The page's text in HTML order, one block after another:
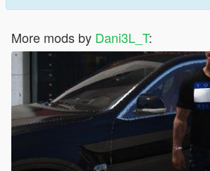
More mods by Dani3L_T: